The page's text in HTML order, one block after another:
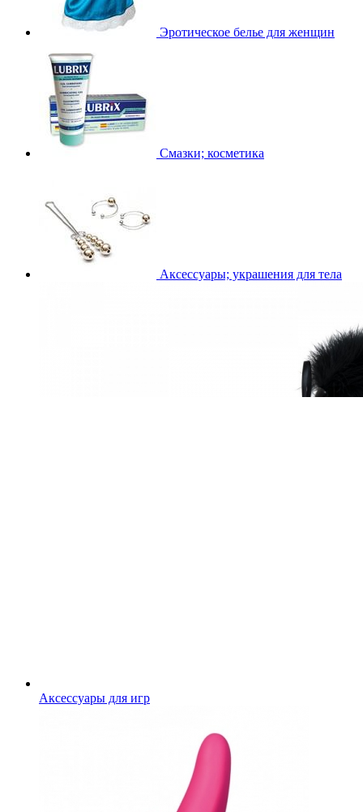
Эротическое белье для женщин
Смазки; косметика
Аксессуары; украшения для тела
Аксессуары для игр